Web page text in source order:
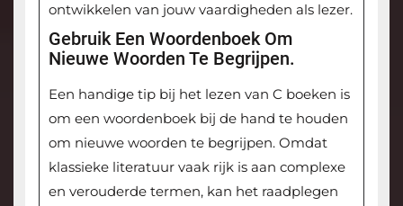
ontwikkelen van jouw vaardigheden als lezer.
Gebruik Een Woordenboek Om
Nieuwe Woorden Te Begrijpen.
Een handige tip bij het lezen van C boeken is
om een woordenboek bij de hand te houden
om nieuwe woorden te begrijpen. Omdat
klassieke literatuur vaak rijk is aan complexe
en verouderde termen, kan het raadplegen